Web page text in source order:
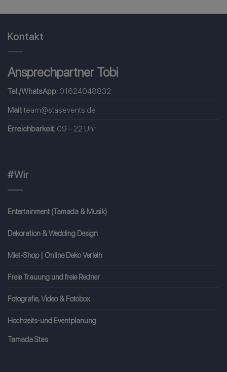
Kontakt
Ansprechpartner Tobi
Tel./WhatsApp: 01624048832
Mail:team@stasevents.de
Erreichbarkeit: 09 - 22 Uhr
#Wir
Entertainment (Tamada & Musik)
Dekoration & Wedding Design
Miet-Shop | Online Deko Verleih
Freie Trauung und freie Redner
Fotografie, Video & Fotobox
Hochzeits-und Eventplanung
Tamada Stas